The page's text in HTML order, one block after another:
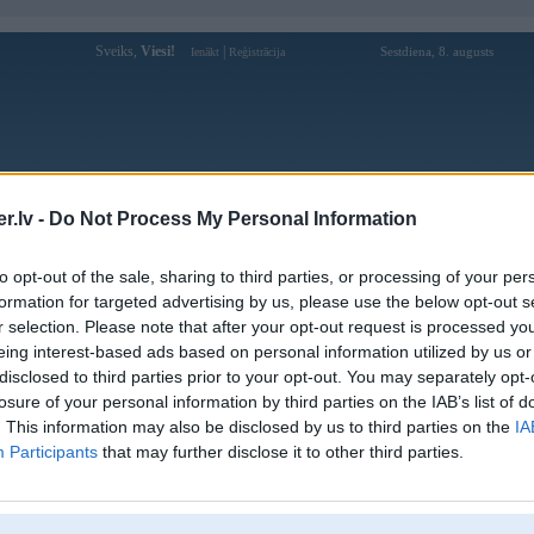
- Do Not Process My Personal Information
opt-out of the sale, sharing to third parties, or processing of your
for targeted advertising by us, please use the below opt-out
selection. Please note that after your opt-out request is processed
interest-based ads based on personal information utilized by us
to third parties prior to your opt-out. You may separately
of your personal information by third parties on the IAB’s list of
This information may also be disclosed by us to third parties on the
Participants that may further disclose it to other third parties.
Sveiks, Viesi! Ienākt Reģistrācija Sestdiena, 8. augusts
Forums Galerijas Reģistrācija Lietotāji
Lietotāja Edgarssss profils
Pēdējo reizi manīts: 19. Jun 2018, 13:34
Lietotājvārds:
Edgarssss
Pilsēta:
Jelgava
Braucu ar:
BMW 525 M-paket!
Ziņojumi forumā:
14